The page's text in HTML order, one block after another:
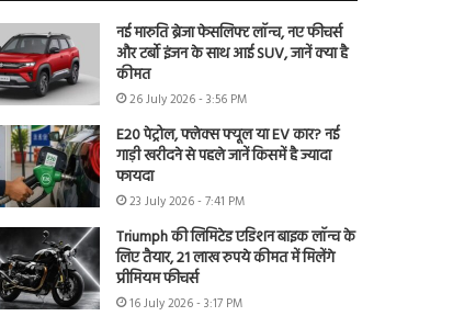
नई मारुति ब्रेजा फेसलिफ्ट लॉन्च, नए फीचर्स
और टर्बो इंजन के साथ आई SUV, जानें क्या है
कीमत
26 July 2026 - 3:56 PM
E20 पेट्रोल, फ्लेक्स फ्यूल या EV कार? नई
गाड़ी खरीदने से पहले जानें किसमें है ज्यादा
फायदा
23 July 2026 - 7:41 PM
Triumph की लिमिटेड एडिशन बाइक लॉन्च के
लिए तैयार, 21 लाख रुपये कीमत में मिलेंगे
प्रीमियम फीचर्स
16 July 2026 - 3:17 PM